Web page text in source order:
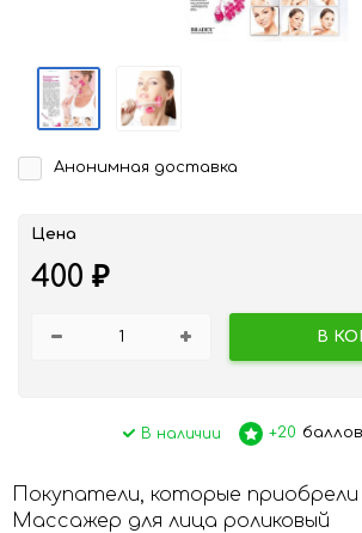
Анонимная доставка
Цена
400 ₽
В
+20 баллов
В наличии
Покупатели, которые приобрели
Массажер для лица роликовый